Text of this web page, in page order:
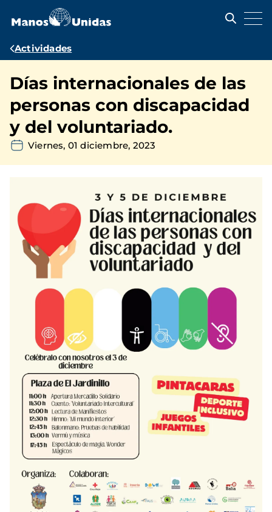
contenido
Ruta
navegación
Actividades
Días internacionales de las
personas con discapacidad
y del voluntariado.
Viernes, 01 diciembre, 2023